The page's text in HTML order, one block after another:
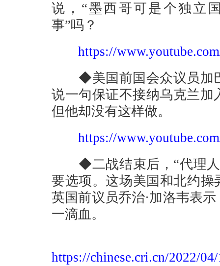
说，“墨西哥可是个独立
事”吗？
https://
◆美国前国会众议员加巴
说一句保证不接纳乌克兰
但他却没有这样做。
https://
◆二战结束后，“代理人
要选项。这场美国和北约操
英国前议员乔治·加洛韦表
一滴血。
https://chinese.cri.cn/2022/